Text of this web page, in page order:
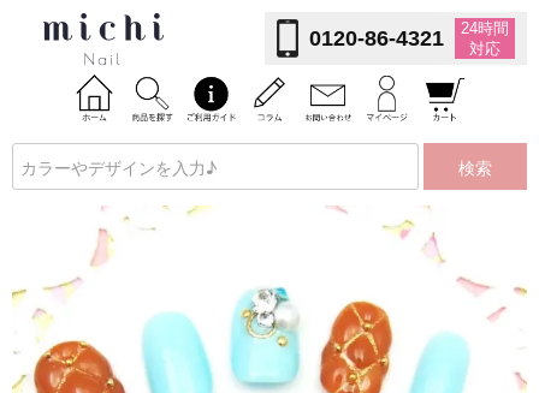
0120-86-4321
24時間
対応
検索